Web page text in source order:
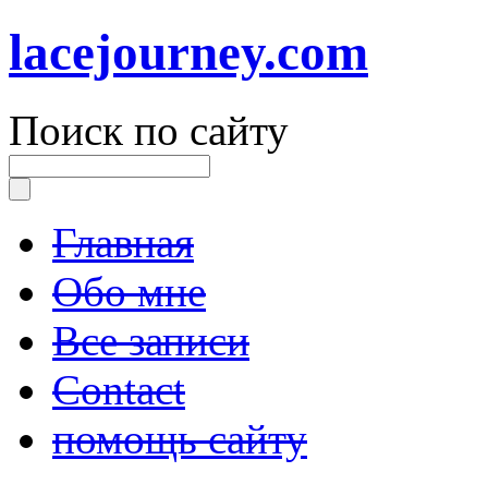
lacejourney.com
Поиск по сайту
Главная
Обо мне
Все записи
Contact
помощь сайту